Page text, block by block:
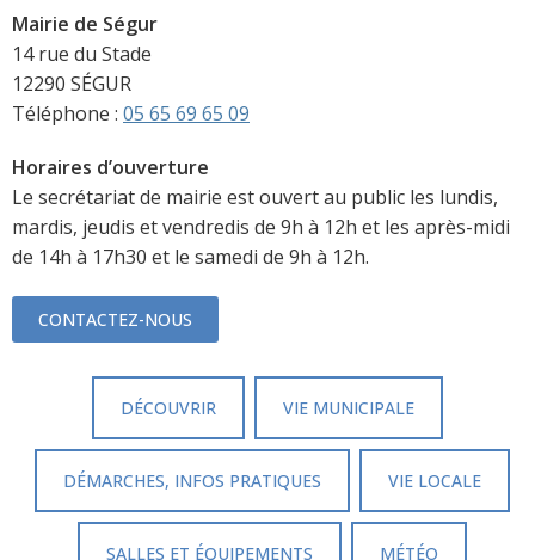
Mairie de Ségur
14 rue du Stade
12290 SÉGUR
Téléphone : 05 65 69 65 09
Horaires d’ouverture
Le secrétariat de mairie est ouvert au public les lundis,
mardis, jeudis et vendredis de 9h à 12h et les après-midi
de 14h à 17h30 et le samedi de 9h à 12h.
CONTACTEZ-NOUS
DÉCOUVRIR VIE MUNICIPALE
DÉMARCHES, INFOS PRATIQUES VIE LOCALE
SALLES ET ÉQUIPEMENTS MÉTÉO